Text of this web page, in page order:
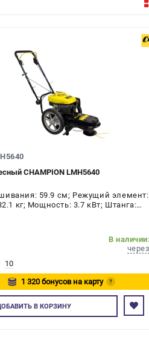
CHAMPION LMH5640
59.9 см; Режущий элемент:
кг; Мощность: 3.7 кВт; Штанга:
В
10
1 320 бонусов на карту
?
Авторизуйтесь
В КОРЗИНУ